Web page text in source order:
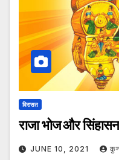
विरासत
राजा भोज और सिंहासन
JUNE 10, 2021